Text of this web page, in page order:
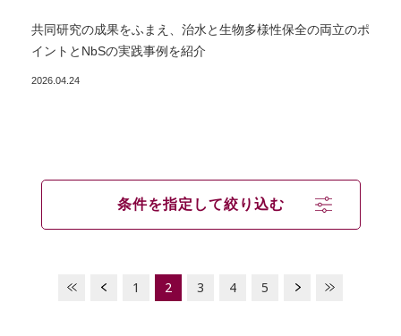
共同研究の成果をふまえ、治水と生物多様性保全の両立のポ
イントとNbSの実践事例を紹介
2026.04.24
条件を指定して絞り込む
1 2 3 4 5